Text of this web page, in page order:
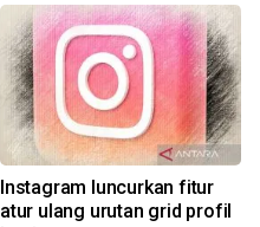
Instagram luncurkan fitur
atur ulang urutan grid profil